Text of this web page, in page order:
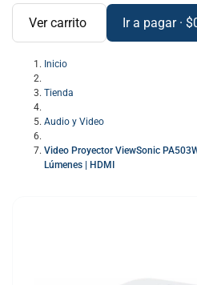
Ver carrito Ir a pagar · $
Inicio
Tienda
Audio y Video
Video Proyector ViewSonic
Lúmenes | HDMI